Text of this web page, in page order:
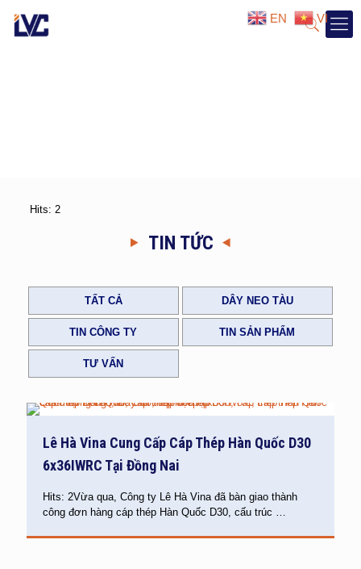
Hits: 2
TIN TỨC
TẤT CẢ DÂY NEO TÀU
TIN CÔNG TY TIN SẢN PHẨM
TƯ VẤN
Lê Hà Vina Cung Cấp Cáp Thép Hàn Quốc D30
6x36IWRC Tại Đồng Nai
Hits: 2Vừa qua, Công ty Lê Hà Vina đã bàn giao thành
công đơn hàng cáp thép Hàn Quốc D30, cấu trúc …
EN VI